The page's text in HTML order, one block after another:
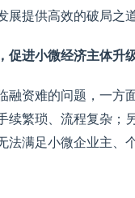
展提供高效的破局之道
促进小微经济主体升
融资难的问题，一方
续繁琐、流程复杂；
法满足小微企业主、